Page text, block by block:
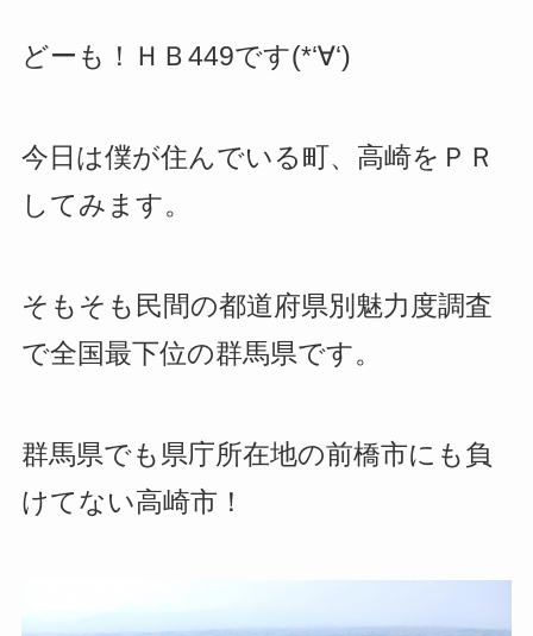
どーも！ＨＢ449です(*‘∀‘)
今日は僕が住んでいる町、高崎をＰＲ
してみます。
そもそも民間の都道府県別魅力度調査
で全国最下位の群馬県です。
群馬県でも県庁所在地の前橋市にも負
けてない高崎市！